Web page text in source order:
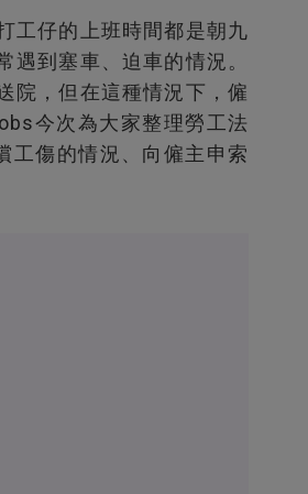
工仔的上班時間都是朝九
到塞車、迫車的情況。
院，但在這種情況下，僱
今次為大家整理勞工法
工傷的情況、向僱主申索